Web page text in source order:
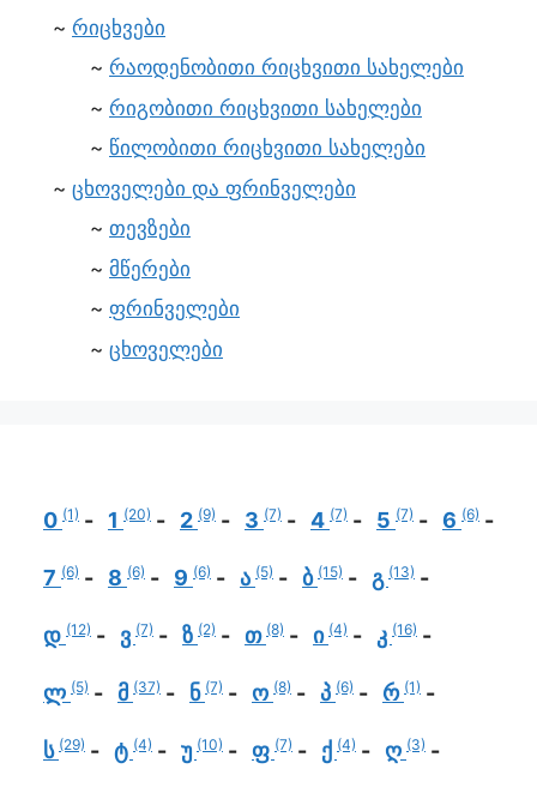
რიცხვები
რაოდენობითი რიცხვითი სახელები
რიგობითი რიცხვითი სახელები
წილობითი რიცხვითი სახელები
ცხოველები და ფრინველები
თევზები
მწერები
ფრინველები
ცხოველები
0 (1) 1 (20) 2 (9) 3 (7) 4 (7) 5 (7) 6 (6)
7 (6) 8 (6) 9 (6) ა (5) ბ (15) გ (13)
დ (12) ვ (7) ზ (2) თ (8) ი (4) კ (16)
ლ (5) მ (37) ნ (7) ო (8) პ (6) რ (1)
ს (29) ტ (4) უ (10) ფ (7) ქ (4) ღ (3)